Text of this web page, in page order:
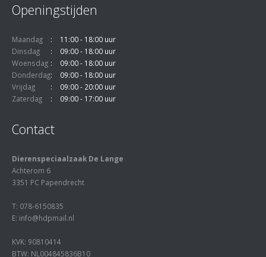
Openingstijden
Maandag
11:00 - 18:00 uur
Dinsdag
09:00 - 18:00 uur
Woensdag
09:00 - 18:00 uur
Donderdag
09:00 - 18:00 uur
Vrijdag
09:00 - 20:00 uur
Zaterdag
09:00 - 17:00 uur
Contact
Dierenspeciaalzaak De Lange
Achterom 6
3351 PC Papendrecht
T: 078-6150835
E: info@hdpmail.nl
KVK: 90810414
BTW: NL004845836B10